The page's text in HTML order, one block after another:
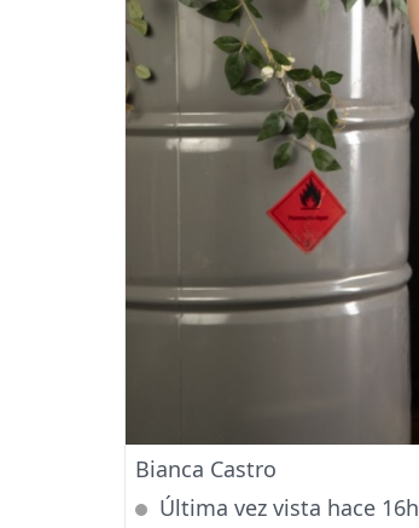
Bianca Castro
Última vez vista hace 16h